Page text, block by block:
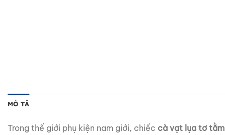
MÔ TẢ
Trong thế giới phụ kiện nam giới, chiếc cà vạt lụa tơ tằm